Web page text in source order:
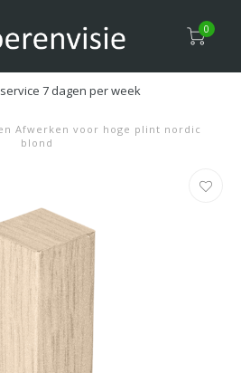
0
7 dagen per week
Afwerken voor hoge plint nordic
blond